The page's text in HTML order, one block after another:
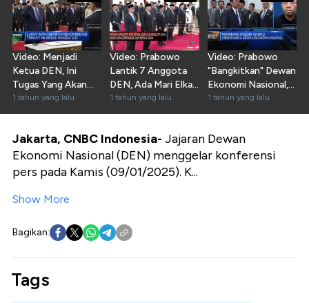
Video: Menjadi
Ketua DEN, Ini
Tugas Yang Akan
Diemban Luhut
1 tahun yang lalu
Video: Prabowo
Lantik 7 Anggota
DEN, Ada Mari Elka
Hingga Chatib Basri
1 tahun yang lalu
Video: Prabowo
"Bangkitkan" Dewan
Ekonomi Nasional,
Sepenting Apa?
1 tahun yang lalu
Jakarta, CNBC Indonesia- Jajaran Dewan
Ekonomi Nasional (DEN) menggelar konferensi
pers pada Kamis (09/01/2025). K...
Show More
Bagikan:
Tags